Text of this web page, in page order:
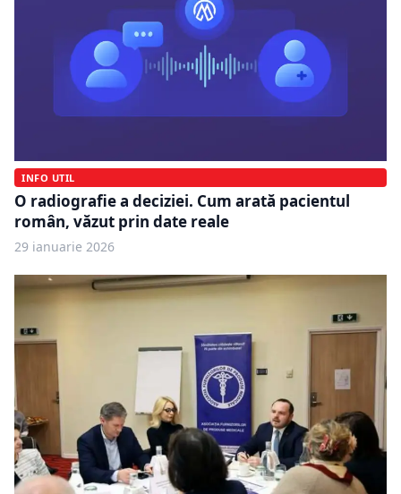
INFO UTIL
O radiografie a deciziei. Cum arată pacientul
român, văzut prin date reale
29 ianuarie 2026